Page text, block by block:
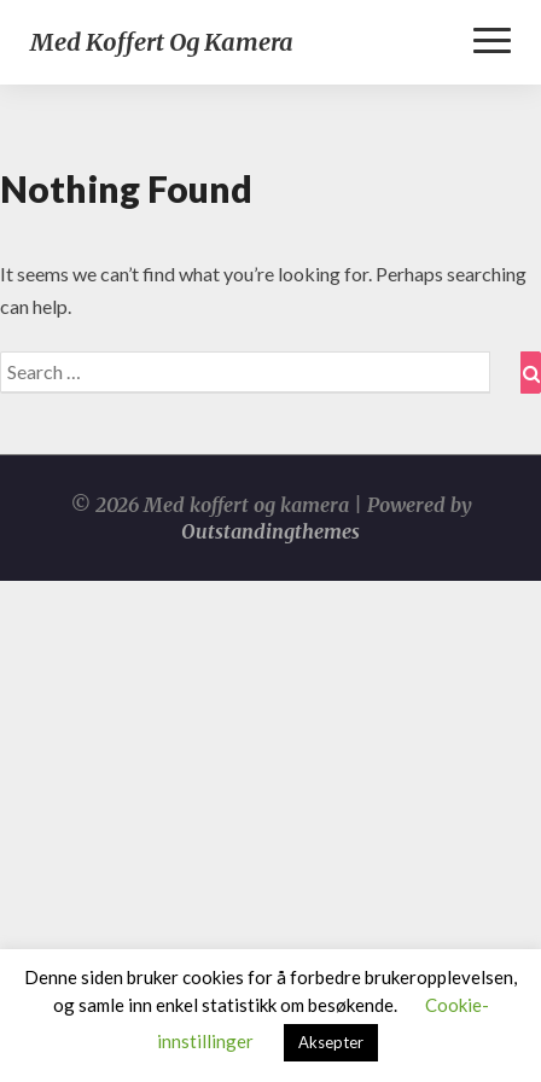
Med Koffert Og Kamera
Nothing
Found
Nothing Found
It seems we can’t find what you’re looking for. Perhaps searching
can help.
Search
for:
© 2026 Med koffert og kamera | Powered by
Outstandingthemes
Denne siden bruker cookies for å forbedre brukeropplevelsen,
og samle inn enkel statistikk om besøkende.
Cookie-
innstillinger
Aksepter